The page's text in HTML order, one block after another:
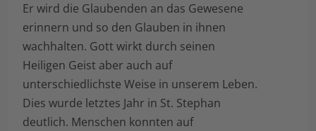
Er wird die Glaubenden an das Gewesene
erinnern und so den Glauben in ihnen
wachhalten. Gott wirkt durch seinen
Heiligen Geist aber auch auf
unterschiedlichste Weise in unserem Leben.
Dies wurde letztes Jahr in St. Stephan
deutlich. Menschen konnten auf